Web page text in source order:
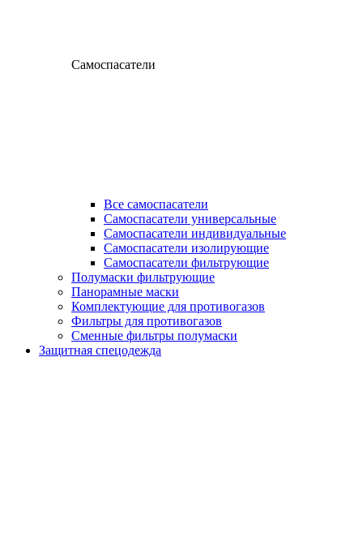
Самоспасатели
Все самоспасатели
Самоспасатели универсальные
Самоспасатели индивидуальные
Самоспасатели изолирующие
Самоспасатели фильтрующие
Полумаски фильтрующие
Панорамные маски
Комплектующие для противогазов
Фильтры для противогазов
Сменные фильтры полумаски
Защитная спецодежда